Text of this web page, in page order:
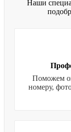
Наши
Поможем
номеру,